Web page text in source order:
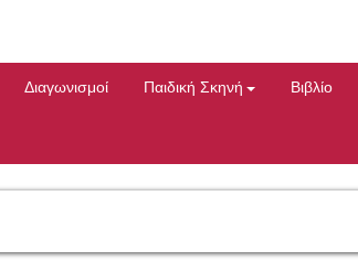
Διαγωνισμοί Παιδική Σκηνή Βιβλίο